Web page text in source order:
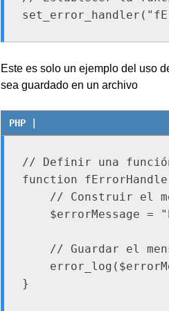
Este es solo un ejemplo del uso
sea guardado en un archivo
// Definir una
function
// Construir el
$errorMessage =
// Guardar el
}